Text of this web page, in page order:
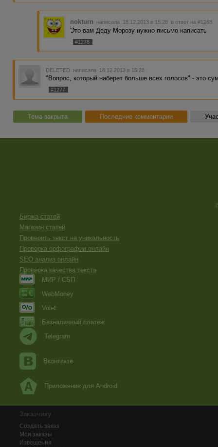
nokturn написала 18.12.2013 в 15:28 в ответ на #1268
Это вам Деду Морозу нужно письмо написать
#1276
DELETED написала 18.12.2013 в 15:28
"Вопрос, который наберет больше всех голосов" - это
#1277
Тема закрыта Последние комментарии
Биржа статей
Магазин статей
Проверить текст на уникальность
Проверка орфографии онлайн
SEO анализ онлайн
Проверка качества текста
МИР / СБП
WebMoney
Volet
Безналичный платеж
Telegram
Вконтакте
Приложение для Android
Заказчику
Создать заказ
Мои заказы
Извещения